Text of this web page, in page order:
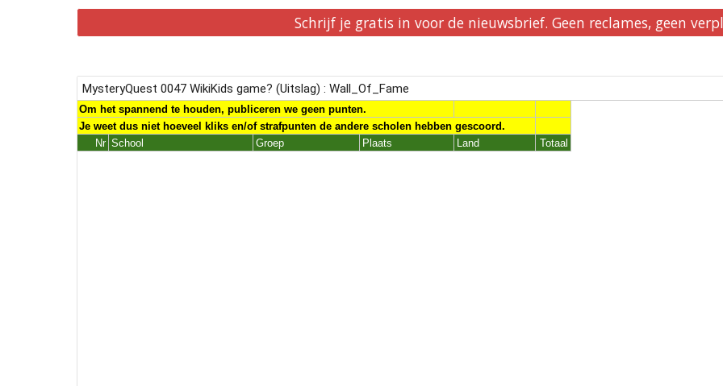
Schrijf je gratis in voor de nieuwsbrief. Geen reclames, geen